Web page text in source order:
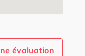
évaluation